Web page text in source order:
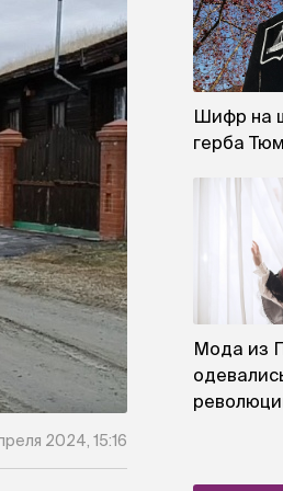
2024, 15:16
Шифр на
герба
Мода из